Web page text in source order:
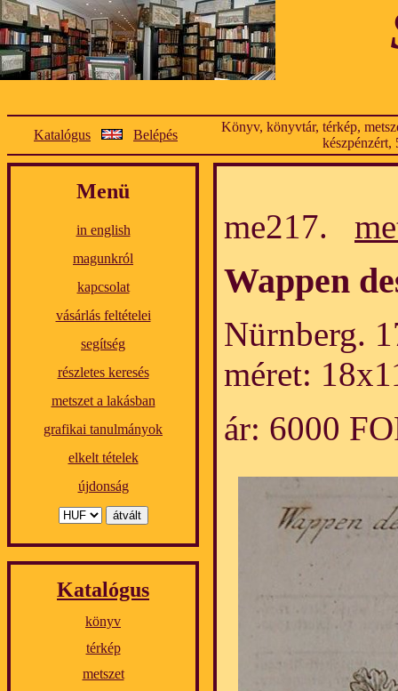
Katalógus Belépés
Könyv, könyvtár, térkép,
készpénzért,
Menü
in english
magunkról
kapcsolat
vásárlás feltételei
segítség
részletes keresés
metszet a lakásban
grafikai tanulmányok
elkelt tételek
újdonság
Katalógus
könyv
térkép
metszet
me217.
Wappen
Nürnberg.
méret:
ár: 6000